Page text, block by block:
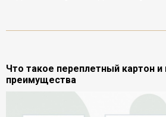
Что такое переплетный картон и
преимущества